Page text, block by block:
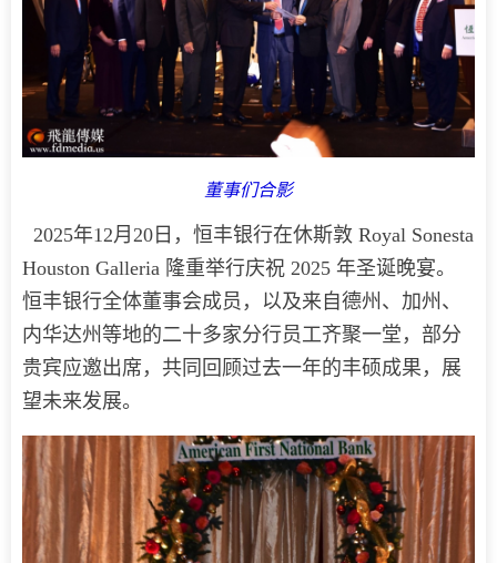
董事们合影
2025年12月20日，恒丰银行在休斯敦 Royal Sonesta
Houston Galleria 隆重举行庆祝 2025 年圣诞晚宴。
恒丰银行全体董事会成员，以及来自德州、加州、
内华达州等地的二十多家分行员工齐聚一堂，部分
贵宾应邀出席，共同回顾过去一年的丰硕成果，展
望未来发展。